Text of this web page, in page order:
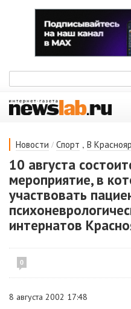
Новости / Спорт , В
10 августа
мероприятие, в
участвовать
интернатов
0
8 августа 2002 17:48